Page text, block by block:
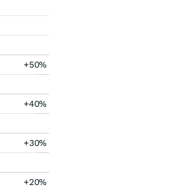
+50%
+40%
+30%
+20%